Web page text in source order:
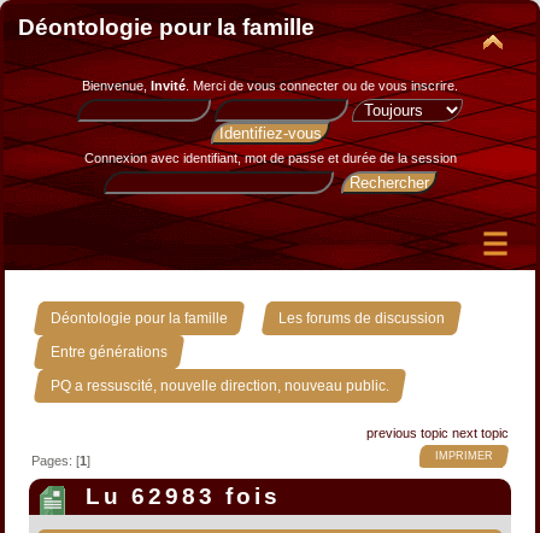
Déontologie pour la famille
Bienvenue, Invité. Merci devous connecter ou de vous inscrire.
Connexion avec identifiant, mot de passe et durée de la session
Déontologie pour la famille » Les forums de discussion »
Entre générations »
PQ a ressuscité, nouvelle direction, nouveau public.
previous topic next topic
IMPRIMER
Pages: [1]
Lu 62983 fois